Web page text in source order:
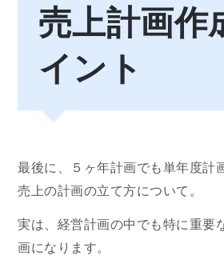
売上計画作
イント
最後に、５ヶ年計画でも単年度計
売上の計画の立て方について。
実は、経営計画の中でも特に重要
画になります。